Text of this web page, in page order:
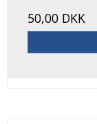
50,00 DKK